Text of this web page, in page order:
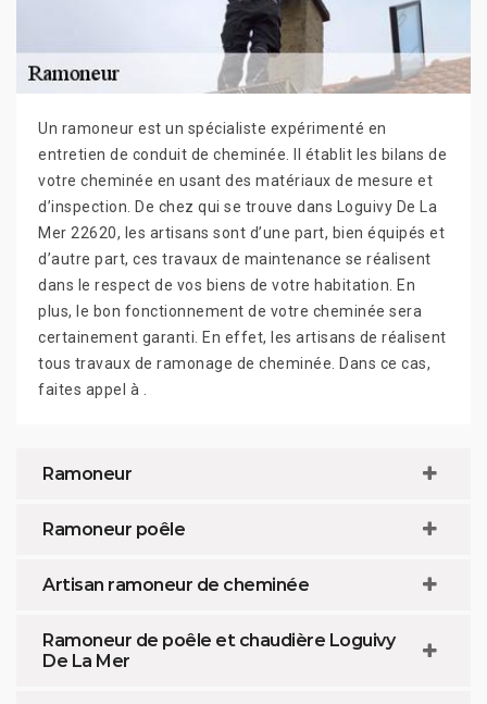
Un ramoneur est un spécialiste expérimenté en
entretien de conduit de cheminée. Il établit les bilans de
votre cheminée en usant des matériaux de mesure et
d’inspection. De chez qui se trouve dans Loguivy De La
Mer 22620, les artisans sont d’une part, bien équipés et
d’autre part, ces travaux de maintenance se réalisent
dans le respect de vos biens de votre habitation. En
plus, le bon fonctionnement de votre cheminée sera
certainement garanti. En effet, les artisans de réalisent
tous travaux de ramonage de cheminée. Dans ce cas,
faites appel à .
Ramoneur
Ramoneur poêle
Artisan ramoneur de cheminée
Ramoneur de poêle et chaudière Loguivy
De La Mer